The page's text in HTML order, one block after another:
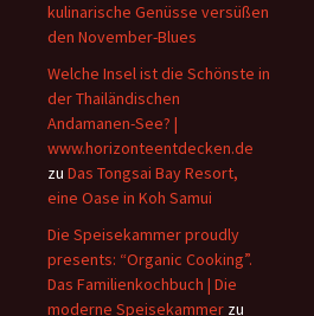
kulinarische Genüsse versüßen
den November-Blues
Welche Insel ist die Schönste in
der Thailändischen
Andamanen-See? |
www.horizonteentdecken.de
zu Das Tongsai Bay Resort,
eine Oase in Koh Samui
Die Speisekammer proudly
presents: “Organic Cooking”.
Das Familienkochbuch | Die
moderne Speisekammer zu